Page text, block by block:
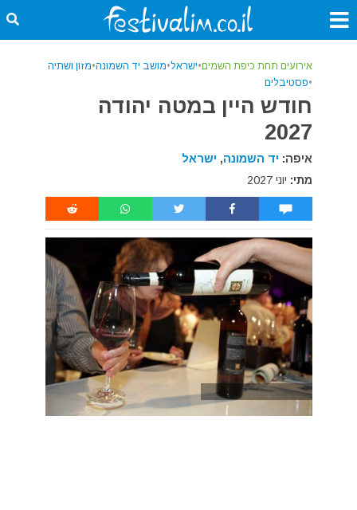
אירועים תחת כיפת השמים•ישראל•מושב יד השמונה•מזון ושתיה
•פסטיבלים
חודש היין במטה יהודה
2027
איפה: יד השמונה, ישראל
מתי: יוני 2027